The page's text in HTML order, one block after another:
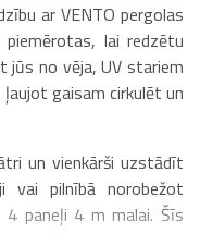
ar VENTO pergolas
lai redzētu
no vēja, UV stariem
gaisam cirkulēt un
un vienkārši uzstādīt
vai pilnībā norobežot
paneļi 4 m malai. Šīs